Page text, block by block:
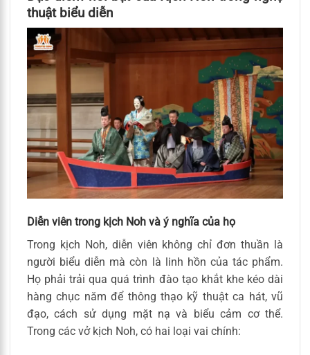
thuật biểu diễn
Diễn viên trong kịch Noh và ý nghĩa của họ
Trong kịch Noh, diễn viên không chỉ đơn thuần là
người biểu diễn mà còn là linh hồn của tác phẩm.
Họ phải trải qua quá trình đào tạo khắt khe kéo dài
hàng chục năm để thông thạo kỹ thuật ca hát, vũ
đạo, cách sử dụng mặt nạ và biểu cảm cơ thể.
Trong các vở kịch Noh, có hai loại vai chính: